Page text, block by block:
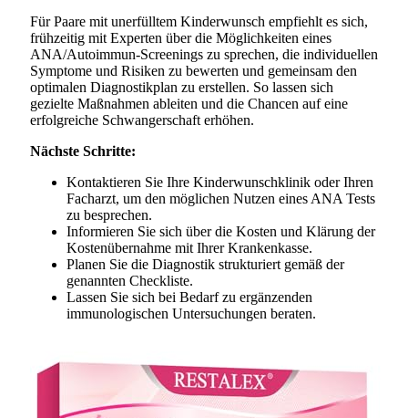
Für Paare mit unerfülltem Kinderwunsch empfiehlt es sich,
frühzeitig mit Experten über die Möglichkeiten eines
ANA/Autoimmun-Screenings zu sprechen, die individuellen
Symptome und Risiken zu bewerten und gemeinsam den
optimalen Diagnostikplan zu erstellen. So lassen sich
gezielte Maßnahmen ableiten und die Chancen auf eine
erfolgreiche Schwangerschaft erhöhen.
Nächste Schritte:
Kontaktieren Sie Ihre Kinderwunschklinik oder Ihren
Facharzt, um den möglichen Nutzen eines ANA Tests
zu besprechen.
Informieren Sie sich über die Kosten und Klärung der
Kostenübernahme mit Ihrer Krankenkasse.
Planen Sie die Diagnostik strukturiert gemäß der
genannten Checkliste.
Lassen Sie sich bei Bedarf zu ergänzenden
immunologischen Untersuchungen beraten.